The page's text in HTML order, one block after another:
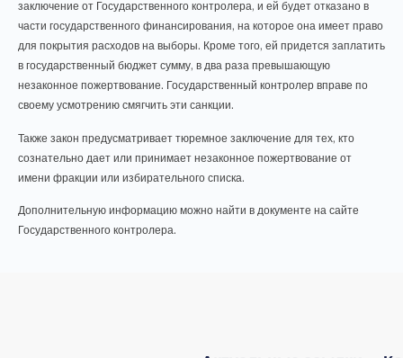
заключение от Государственного контролера, и ей будет отказано в
части государственного финансирования, на которое она имеет право
для покрытия расходов на выборы. Кроме того, ей придется заплатить
в государственный бюджет сумму, в два раза превышающую
незаконное пожертвование. Государственный контролер вправе по
своему усмотрению смягчить эти санкции.
Также закон предусматривает тюремное заключение для тех, кто
сознательно дает или принимает незаконное пожертвование от
имени фракции или избирательного списка.
Дополнительную информацию можно найти в документе на сайте
Государственного контролера.